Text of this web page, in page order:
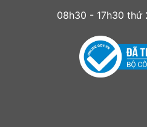
08h30 - 17h30 thứ